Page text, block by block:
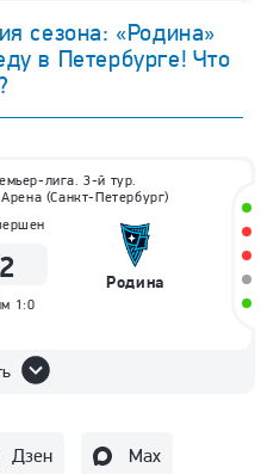
сезона: «Родина»
в Петербурге! Что
лига. 3-й тур.
(Санкт-Петербург)
2
1:0
Родина
Дзен Max